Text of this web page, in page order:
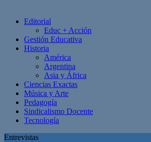
Editorial
Educ + Acción
Gestión Educativa
Historia
América
Argentina
Asia y África
Ciencias Exactas
Música y Arte
Pedagogía
Sindicalismo Docente
Tecnología
Entrevistas